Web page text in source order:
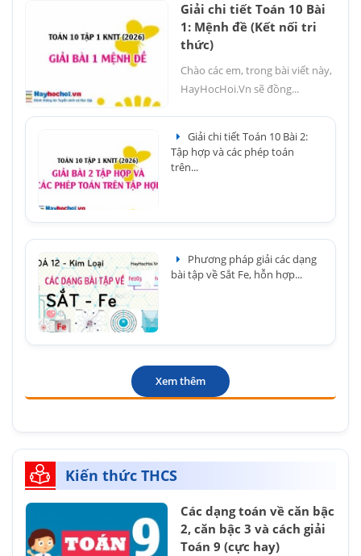
Giải chi tiết Toán 10 Bài
1: Mệnh đề (Kết nối tri
thức)
Chào các em, trong bài viết này,
HayHocHoi.Vn sẽ đồng...
Giải chi tiết Toán 10 Bài 2:
Tập hợp và các phép toán
trên...
Phương pháp giải các dạng
bài tập về Sắt Fe, hỗn hợp...
Xem thêm
Kiến thức THCS
Các dạng toán về căn bậc
2, căn bậc 3 và cách giải
Toán 9 (cực hay)